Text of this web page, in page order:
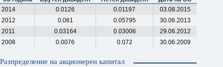
2014
0.0126 0.01197
03.08.2015
2012
0.061 0.05795
30.06.2013
2011
0.03164 0.03006
29.06.2012
2008
0.0076 0.072 30.06.2009
Разпределение на акционерен капитал